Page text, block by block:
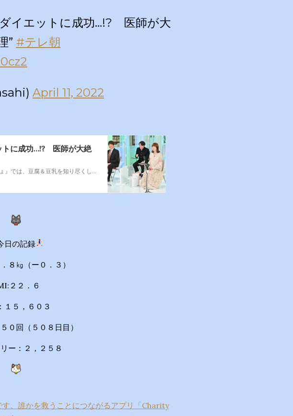
イエットに成功…!? 医師が大
” #テレ朝
April 11, 2022
トに成功…!? 医師が大絶
4月12日（火）放送の『林修のレッスン！今でしょ』では、豆腐＆豆乳を知り尽くしたプロたちに“最高においしくて栄養満点な食べ方”を教えてもらい、医学的・科学的に検証する。今回は、医師や専門家も大絶賛する食べ方が続々と登場。スタジオでは学級委員長・
日の記録
８㎏（ー０．３）
２２．６
１５，６０３
０回（５０８日目）
ー：２，２５８
、誰かを救うことにつながるアプリ「Charity